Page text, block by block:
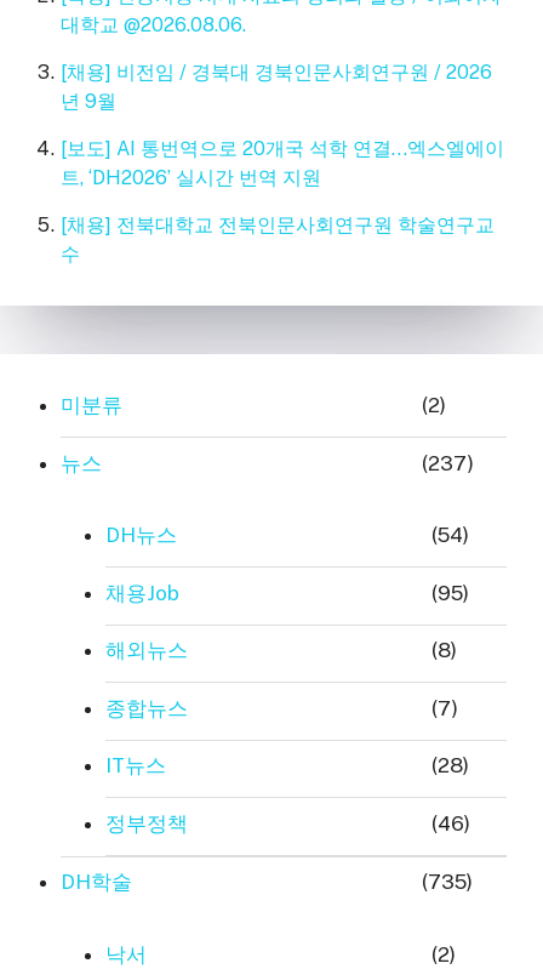
대학교 @2026.08.06.
[채용] 비전임 / 경북대 경북인문사회연구원 / 2026
년 9월
[보도] AI 통번역으로 20개국 석학 연결…엑스엘에이
트, ‘DH2026’ 실시간 번역 지원
[채용] 전북대학교 전북인문사회연구원 학술연구교
수
미분류 (2)
뉴스 (237)
DH뉴스 (54)
채용Job (95)
해외뉴스 (8)
종합뉴스 (7)
IT뉴스 (28)
정부정책 (46)
DH학술 (735)
낙서 (2)